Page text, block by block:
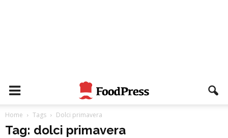
Home Tags Dolci primavera
Tag: dolci primavera